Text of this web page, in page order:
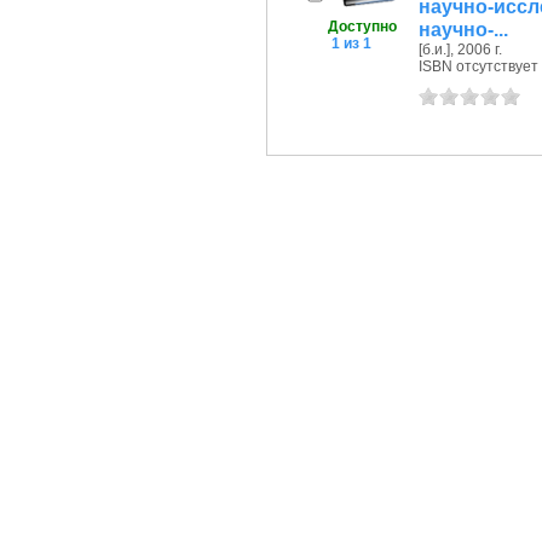
Доступно
1 из 1
научно-
научно-...
[б.и.], 2006 г.
ISBN отсутствует